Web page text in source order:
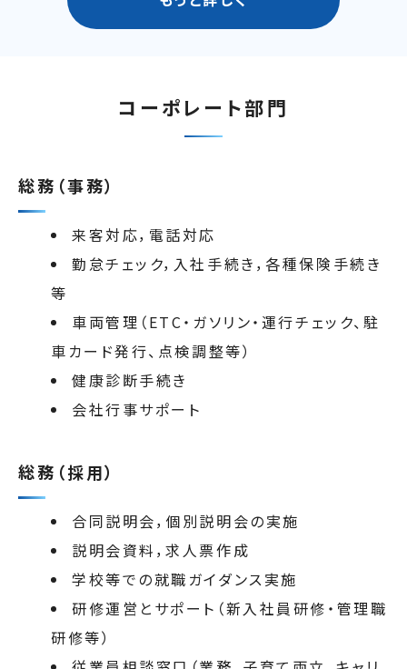
コーポレート部門
総務（事務）
来客対応，電話対応
勤怠チェック，入社手続き，各種保険手続き
等
車両管理（ETC・ガソリン・運行チェック、駐
車カード発行、点検調整等）
健康診断手続き
会社行事サポート
総務（採用）
合同説明会，個別説明会の実施
説明会資料，求人票作成
学校等での就職ガイダンス実施
研修運営とサポート（新入社員研修・管理職
研修等）